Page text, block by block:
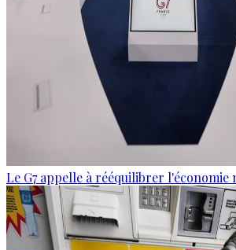
Le G7 appelle à rééquilibrer l'économie